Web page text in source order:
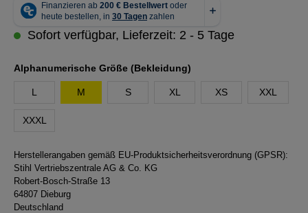
Sofort verfügbar, Lieferzeit: 2 - 5 Tage
Alphanumerische Größe (Bekleidung)
L M S XL XS XXL
XXXL
Herstellerangaben gemäß EU-Produktsicherheitsverordnung (GPSR):
Stihl Vertriebszentrale AG & Co. KG
Robert-Bosch-Straße 13
64807 Dieburg
Deutschland